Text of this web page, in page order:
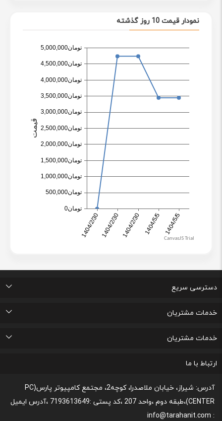
نمودار قیمت 10 روز گذشته
دسترسی سریع
تماس با ما
درباره ما
پرسشهای متداول
اتاق خبر
خدمات مشتریان
قوانین و مقررات مربوط به رعایت حریم شخصی
پیگیری خرید و مدت زمان تحویل
لیست علاقه مندی های من
پشتیبانی و ثبت شکایات مصرف کنندگان
خدمات مشتریان
رونداسترداد وجه
روند مرجوعي كالا و نحوه فسخ خدمات
قوانین و مقررات،نحوه ی پرداخت و شیوه ی ارسال
نحوه پشتیبانی و خدمات پس از فروش
ارتباط با ما
آدرس: شیراز، خیابان ملاصدرا، کوچه2، مجتمع کامپیوتر پارس(PC
CENTER)،طبقه دوم ،واحد 207 ،کد پستی :7193613649 ،آدرس ایمیل
: info@tarahanit.com